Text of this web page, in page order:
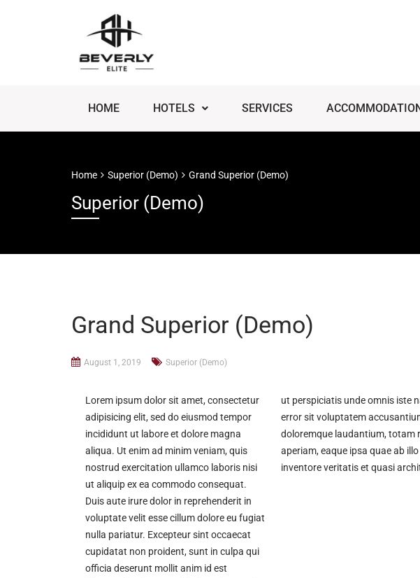
HOME HOTELS SERVICES
Home Superior (Demo) Grand Superior (Demo)
Superior (Demo)
Grand Superior (Demo)
August 1, 2019 Superior (Demo)
Lorem ipsum dolor sit amet, consectetur
adipisicing elit, sed do eiusmod tempor
incididunt ut labore et dolore magna
aliqua. Ut enim ad minim veniam, quis
nostrud exercitation ullamco laboris nisi
ut aliquip ex ea commodo consequat.
Duis aute irure dolor in reprehenderit in
voluptate velit esse cillum dolore eu fugiat
nulla pariatur. Excepteur sint occaecat
cupidatat non proident, sunt in culpa qui
officia deserunt mollit anim id est
ut perspiciatis unde omnis iste
error sit voluptatem
doloremque laudantium, totam
aperiam, eaque ipsa quae ab illo
inventore veritatis et quasi